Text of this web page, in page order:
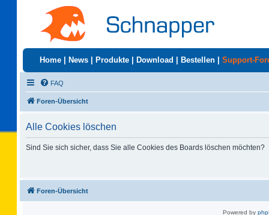
Home News Produkte Download Bestellen Support-
FAQ
Foren-Übersicht
Alle Cookies löschen
Sind Sie sich sicher, dass Sie alle Cookies des Boards löschen möchten?
Foren-Übersicht
Powered by